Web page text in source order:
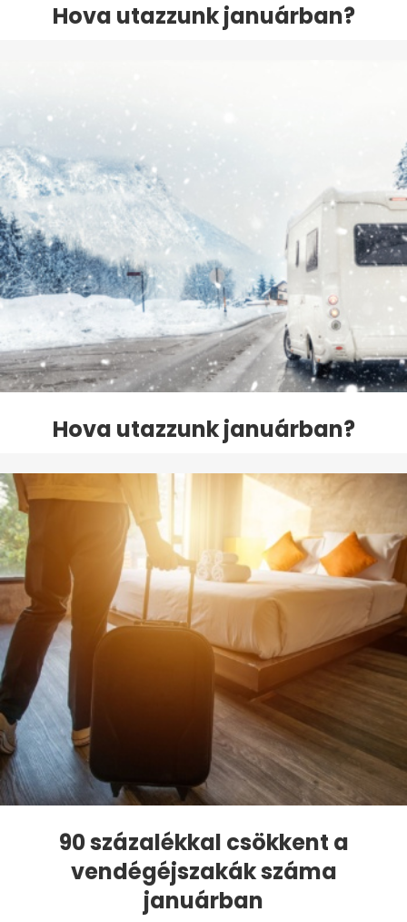
Hova utazzunk januárban?
Hova utazzunk januárban?
90 százalékkal csökkent a
vendégéjszakák száma
januárban